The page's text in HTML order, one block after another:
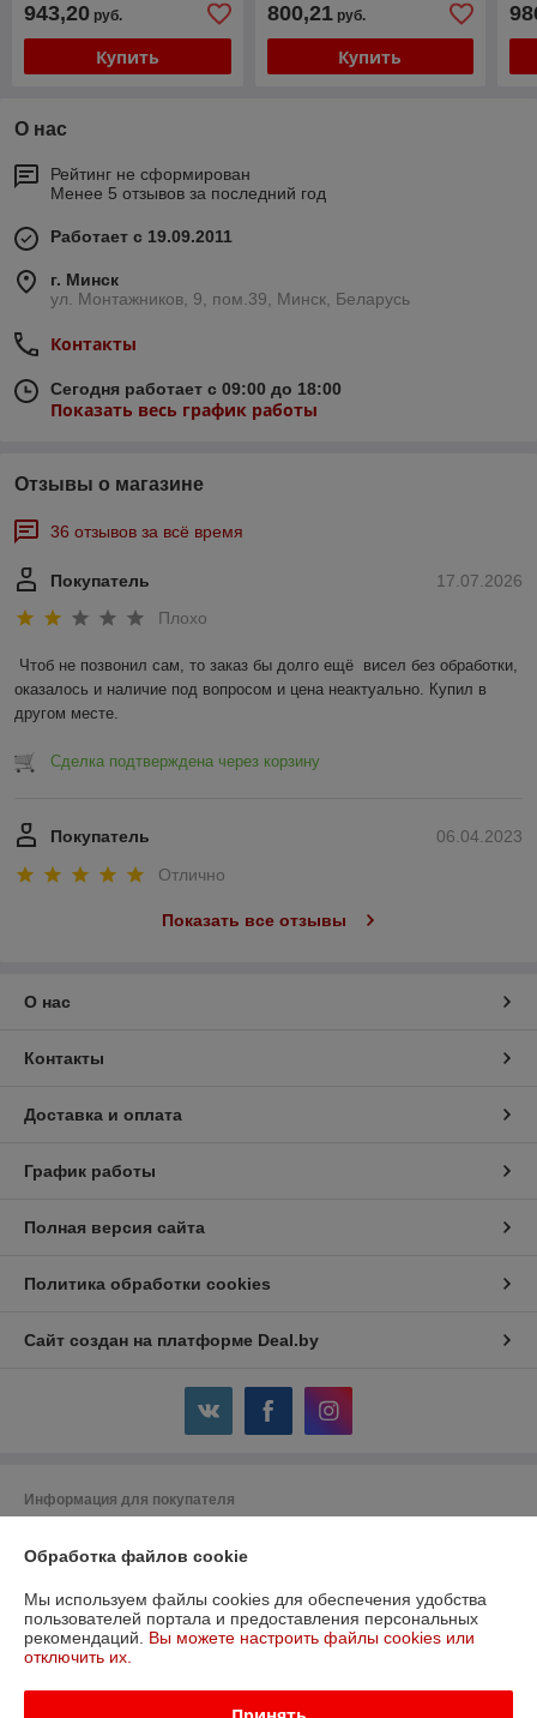
943,20 руб.
Купить
800,21руб.
Купить
О нас
Рейтинг не сформирован
Менее 5 отзывов за последний год
Работает с 19.09.2011
г. Минск
ул. Монтажников, 9, пом.39, Минск, Беларусь
Контакты
Сегодня работает с 09:00 до 18:00
Показать весь график работы
Отзывы о магазине
36 отзывов за всё время
17.07.2026
Покупатель
Плохо
Чтоб не позвонил сам, то заказ бы долго ещё  висел без обработки,
оказалось и наличие под вопросом и цена неактуально. Купил в
другом месте.
Сделка подтверждена через корзину
06.04.2023
Покупатель
Отлично
Показать все отзывы
О нас
Контакты
Доставка и оплата
График работы
Полная версия сайта
Политика обработки cookies
Сайт создан на платформе Deal.by
Информация для покупателя
220104, г. Минск, ул. М. Лынькова, д.17, пом. 4Н, ком 6
Регистрационный номер ЕГР: 191684551
УНП: 191753621
Дата регистрации компании: 11.08.2011
Обработка файлов cookie
Мы используем файлы cookies для обеспечения удобства
пользователей портала и предоставления персональных
рекомендаций. Вы можете настроить файлы cookies или
отключить их.